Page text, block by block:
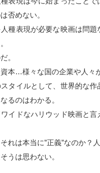
否めない。
種表現が必要な映画は問
。
本…様々な国の企業や人々
タイルとして、世界的な
るのはわかる。
イドなハリウッド映画と
れは本当に”正義”なのか？
うは思わない。